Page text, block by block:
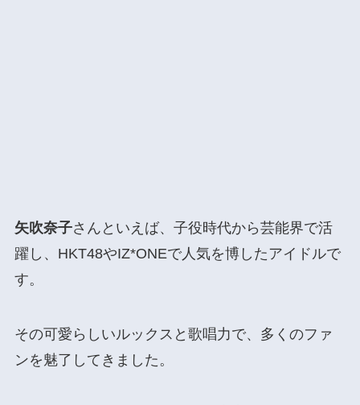
矢吹奈子さんといえば、子役時代から芸能界で活
躍し、HKT48やIZ*ONEで人気を博したアイドルで
す。
その可愛らしいルックスと歌唱力で、多くのファ
ンを魅了してきました。